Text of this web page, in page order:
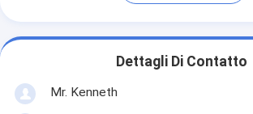
Dettagli Di Contatto
Mr. Kenneth